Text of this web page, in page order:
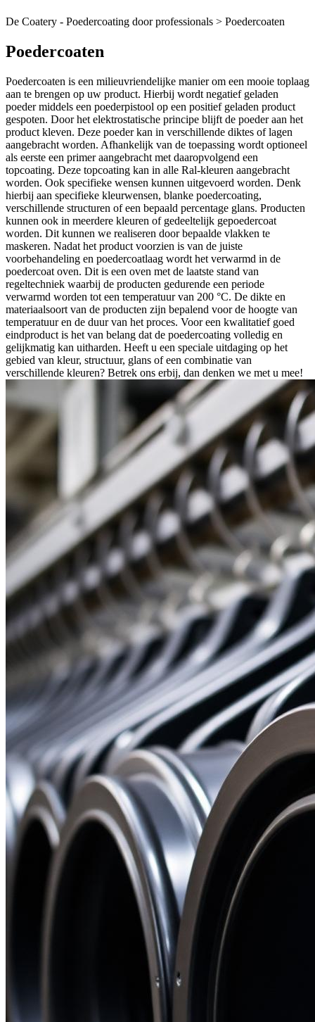
De Coatery - Poedercoating door professionals > Poedercoaten
Poedercoaten
Poedercoaten is een milieuvriendelijke manier om een mooie toplaag
aan te brengen op uw product. Hierbij wordt negatief geladen
poeder middels een poederpistool op een positief geladen product
gespoten. Door het elektrostatische principe blijft de poeder aan het
product kleven. Deze poeder kan in verschillende diktes of lagen
aangebracht worden. Afhankelijk van de toepassing wordt optioneel
als eerste een primer aangebracht met daaropvolgend een
topcoating. Deze topcoating kan in alle Ral-kleuren aangebracht
worden. Ook specifieke wensen kunnen uitgevoerd worden. Denk
hierbij aan specifieke kleurwensen, blanke poedercoating,
verschillende structuren of een bepaald percentage glans. Producten
kunnen ook in meerdere kleuren of gedeeltelijk gepoedercoat
worden. Dit kunnen we realiseren door bepaalde vlakken te
maskeren. Nadat het product voorzien is van de juiste
voorbehandeling en poedercoatlaag wordt het verwarmd in de
poedercoat oven. Dit is een oven met de laatste stand van
regeltechniek waarbij de producten gedurende een periode
verwarmd worden tot een temperatuur van 200 °C. De dikte en
materiaalsoort van de producten zijn bepalend voor de hoogte van
temperatuur en de duur van het proces. Voor een kwalitatief goed
eindproduct is het van belang dat de poedercoating volledig en
gelijkmatig kan uitharden. Heeft u een speciale uitdaging op het
gebied van kleur, structuur, glans of een combinatie van
verschillende kleuren? Betrek ons erbij, dan denken we met u mee!